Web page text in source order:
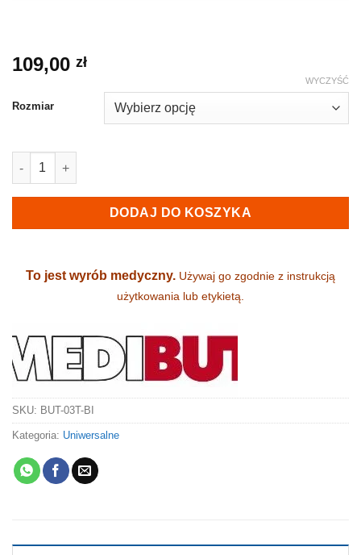
109,00 zł
Rozmiar
WYCZYŚĆ
ilość Drewniaki damskie / męskie - skórzane (03T-BI)
DODAJ DO KOSZYKA
To jest wyrób medyczny. Używaj go zgodnie z instrukcją
użytkowania lub etykietą.
SKU: BUT-03T-BI
Kategoria: Uniwersalne